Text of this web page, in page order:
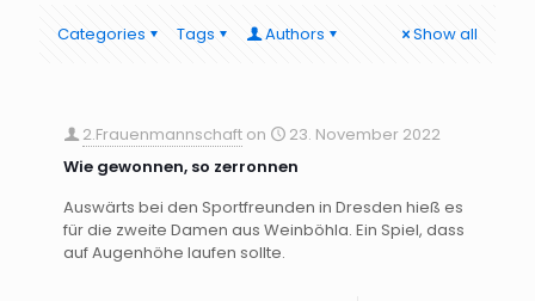
Categories Tags Authors Show all
2.Frauenmannschaft on
23. November 2022
Wie gewonnen, so zerronnen
Auswärts bei den Sportfreunden in Dresden hieß es
für die zweite Damen aus Weinböhla. Ein Spiel, dass
auf Augenhöhe laufen sollte.